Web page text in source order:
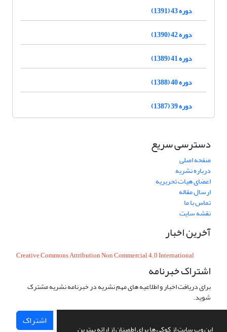
این وب سایت از کوکی ها برای اطمینان از ارائه بهترین
دوره 43 (1391)
دوره 42 (1390)
دوره 41 (1389)
دوره 40 (1388)
دوره 39 (1387)
دسترسی سریع
صفحه اصلی
درباره نشریه
اعضای هیات تحریریه
ارسال مقاله
تماس با ما
نقشه سایت
آخرین اخبار
Creative Commons Attribution Non Commercial 4.0 International
اشتراک خبرنامه
برای دریافت اخبار و اطلاعیه های مهم نشریه در خبرنامه نشریه مشترک
شوید.
اشتراک